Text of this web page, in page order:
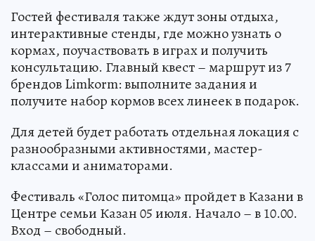
Гостей фестиваля также ждут зоны отдыха,
интерактивные стенды, где можно узнать о
кормах, поучаствовать в играх и получить
консультацию. Главный квест – маршрут из 7
брендов Limkorm: выполните задания и
получите набор кормов всех линеек в подарок.
Для детей будет работать отдельная локация с
разнообразными активностями, мастер-
классами и аниматорами.
Фестиваль «Голос питомца» пройдет в Казани в
Центре семьи Казан 05 июля. Начало – в 10.00.
Вход – свободный.